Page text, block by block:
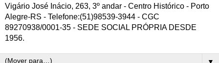
Vigário José Inácio, 263, 3º andar - Centro Histórico - Porto
Alegre-RS - Telefone:(51)98539-3944 - CGC
89270938/0001-35 - SEDE SOCIAL PRÓPRIA DESDE
1956.